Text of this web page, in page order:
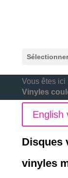
Vous êtes ici
Vinyles
English
Disques
vinyles